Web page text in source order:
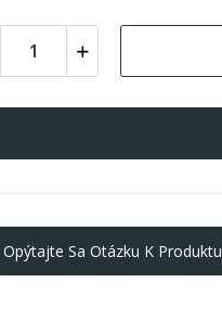
Opýtajte Sa Otázku K Produktu